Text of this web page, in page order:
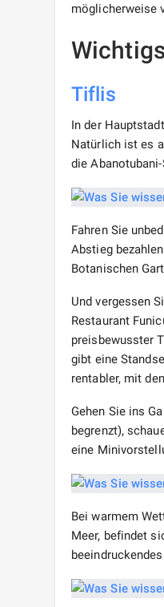
möglicherweise
Tiflis
In der
Natürlich ist es
die
Fahren Sie
Abstieg
Botanischen
Und vergessen
Restaurant
preisbewusster
gibt eine
rentabler, mit
Gehen Sie ins
begrenzt),
eine
Bei warmem
Meer, befindet